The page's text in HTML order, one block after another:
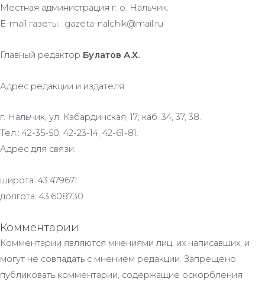
Местная администрация г. о. Нальчик.
E-mail газеты: gazeta-nalchik@mail.ru
Главный редактор Булатов А.Х.
Адрес редакции и издателя:
г. Нальчик, ул. Кабардинская, 17; каб. 34, 37, 38.
Тел.: 42-35-50, 42-23-14, 42-61-81.
Адрес для связи: .
широта: 43.479671
долгота: 43.608730
Комментарии
Комментарии являются мнениями лиц, их написавших, и
могут не совпадать с мнением редакции. Запрещено
публиковать комментарии, содержащие оскорбления